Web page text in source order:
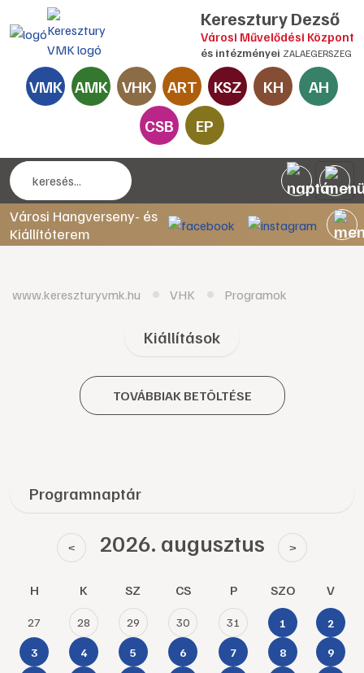
Keresztury Dezső
Városi Művelődési Központ
és intézményei ZALAEGERSZEG
VMK AMK VHK ART KSZ KH
AH
CSB
EP
Városi Hangverseny- és
Kiállítóterem
www.kereszturyvmk.hu VHK Programok
Kiállítások
TOVÁBBIAK BETÖLTÉSE
Programnaptár
< 2026. augusztus >
H K SZ CS P SZO V
27 28 29 30 31 1 2
3 4 5 6 7 8 9